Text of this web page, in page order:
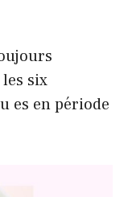
six
es en période